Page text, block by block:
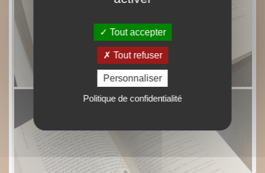
Tout accepter
Tout refuser
Personnaliser
Politique de confidentialité